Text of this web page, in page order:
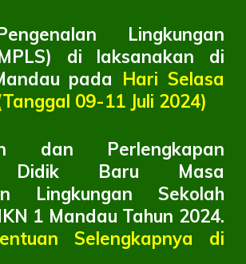
Lingkungan
di laksanakan di
pada Hari Selasa
09-11 Juli 2024)
dan Perlengkapan
Didik Baru Masa
Lingkungan Sekolah
1 Mandau Tahun 2024.
Selengkapnya di